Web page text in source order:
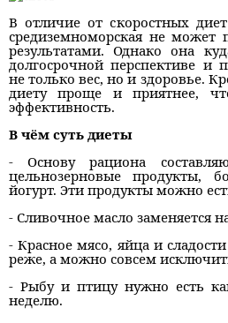
В отличие от скоростных
средиземноморская не может
результатами. Однако она
долгосрочной перспективе и
не только вес, но и здоровье.
диету проще и приятнее,
эффективность.
В чём суть диеты
- Основу рациона
цельнозерновые продукты,
йогурт. Эти продукты можно
- Сливочное масло заменяется
- Красное мясо, яйца и
реже, а можно совсем
- Рыбу и птицу нужно есть
неделю.